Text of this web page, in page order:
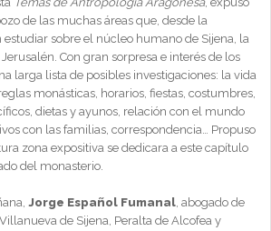
de las muchas áreas que, desde la
estudiar sobre el núcleo humano de Sijena, la
Con gran sorpresa e interés de los
larga lista de posibles investigaciones: la vida
monásticas, horarios, fiestas, costumbres,
dietas y ayunos, relación con el mundo
con las familias, correspondencia… Propuso
zona expositiva se dedicara a este capítulo
del monasterio.
Jorge Español Fumanal, abogado de
de Sijena, Peralta de Alcofea y